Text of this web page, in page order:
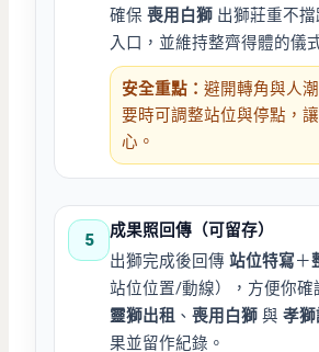
確保喪用白獅 出獅莊重不
入口，並維持整齊得體的儀
安全重點：避開轉角與人
要時可調整站位與停點，
心。
5
成果照回傳（可留存）
出獅完成後回傳站位特寫＋
站位位置/動線），方便你確
靈獅出租 、喪用白獅 與孝
果並留作紀錄。